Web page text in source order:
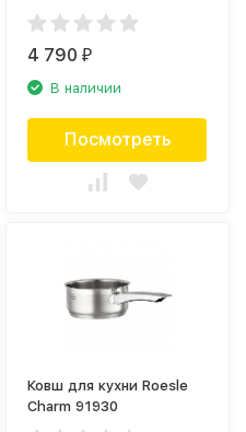
2307215
4 790₽
В наличии
Посмотреть
Ковш для кухни Roesle
Charm 91930